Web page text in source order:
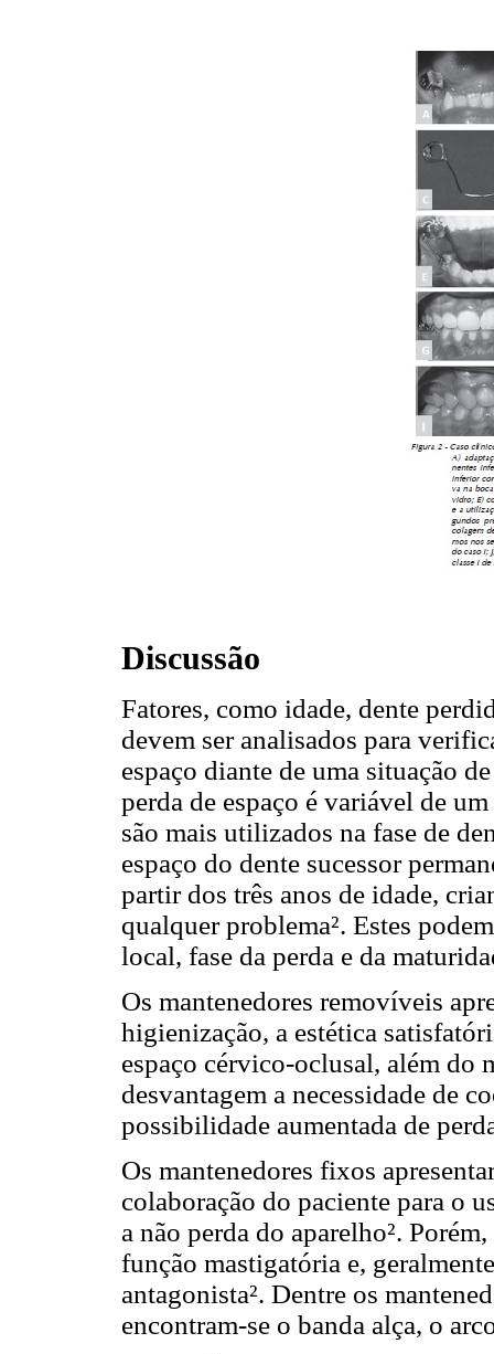
Discussão
Fatores, como idade, dente
devem ser analisados para
espaço diante de uma situação
perda de espaço é variável de
são mais utilizados na fase de
espaço do dente sucessor
partir dos três anos de idade,
qualquer problema². Estes
local, fase da perda e da
Os mantenedores removíveis
higienização, a estética
espaço cérvico-oclusal, além do
desvantagem a necessidade de
possibilidade aumentada de
Os mantenedores fixos
colaboração do paciente para o
a não perda do aparelho².
função mastigatória e,
antagonista². Dentre os
encontram-se o banda alça, o